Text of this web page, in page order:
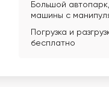
Большой автопарк,
машины с
Погрузка и
бесплатно